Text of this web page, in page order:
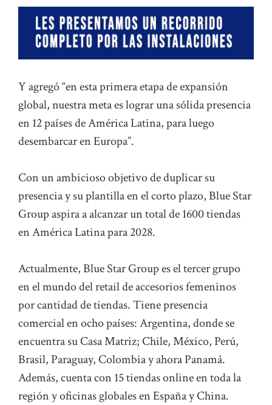
Y agregó “en esta primera etapa de expansión
global, nuestra meta es lograr una sólida presencia
en 12 países de América Latina, para luego
desembarcar en Europa”.
Con un ambicioso objetivo de duplicar su
presencia y su plantilla en el corto plazo, Blue Star
Group aspira a alcanzar un total de 1600 tiendas
en América Latina para 2028.
Actualmente, Blue Star Group es el tercer grupo
en el mundo del retail de accesorios femeninos
por cantidad de tiendas. Tiene presencia
comercial en ocho países: Argentina, donde se
encuentra su Casa Matriz; Chile, México, Perú,
Brasil, Paraguay, Colombia y ahora Panamá.
Además, cuenta con 15 tiendas online en toda la
región y oficinas globales en España y China.